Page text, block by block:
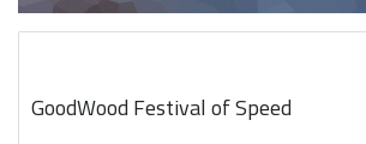
GoodWood Festival of Speed